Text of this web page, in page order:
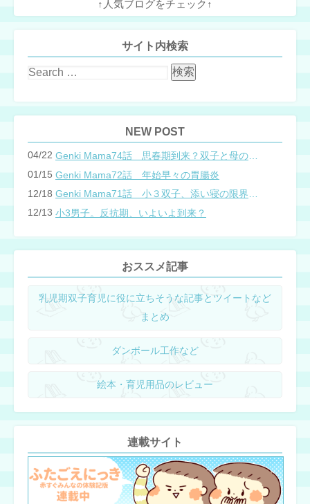
↑人気ブログをチェック↑
サイト内検索
NEW POST
04/22
01/15 Genki Mama72話 年始早々の胃腸炎
12/18
Genki Mama71話 小３双子、添い寝の限界…？
12/13 小3男子。反抗期、いよいよ到来？
おススメ記事
乳児期双子育児に役に立ちそうな記事とツイートなど
まとめ
ダンボール工作など
絵本・育児用品のレビュー
連載サイト